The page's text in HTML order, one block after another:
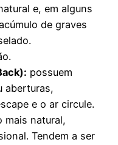
e, em alguns
de graves
possuem
aberturas,
e o ar circule.
mais natural,
Tendem a ser